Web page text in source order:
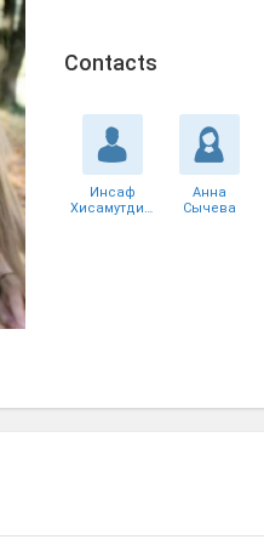
Сontacts
Инсаф
Хисамутдинов
Анна
Сычева